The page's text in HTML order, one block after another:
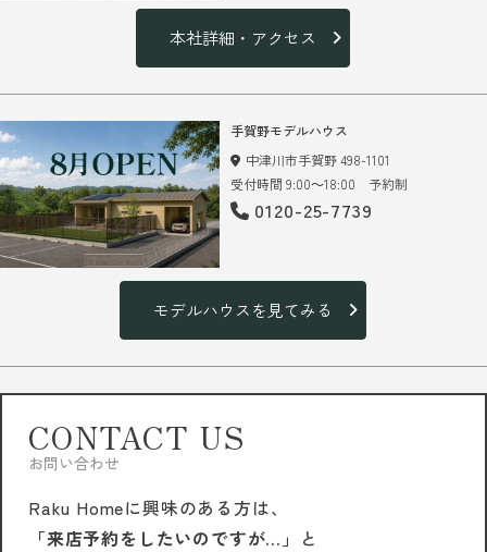
本社詳細・アクセス
手賀野モデルハウス
中津川市手賀野 498-1101
受付時間 9:00～18:00 予約制
0120-25-7739
モデルハウスを見てみる
CONTACT US
お問い合わせ
Raku Homeに興味のある方は、
「来店予約をしたいのですが…」 と